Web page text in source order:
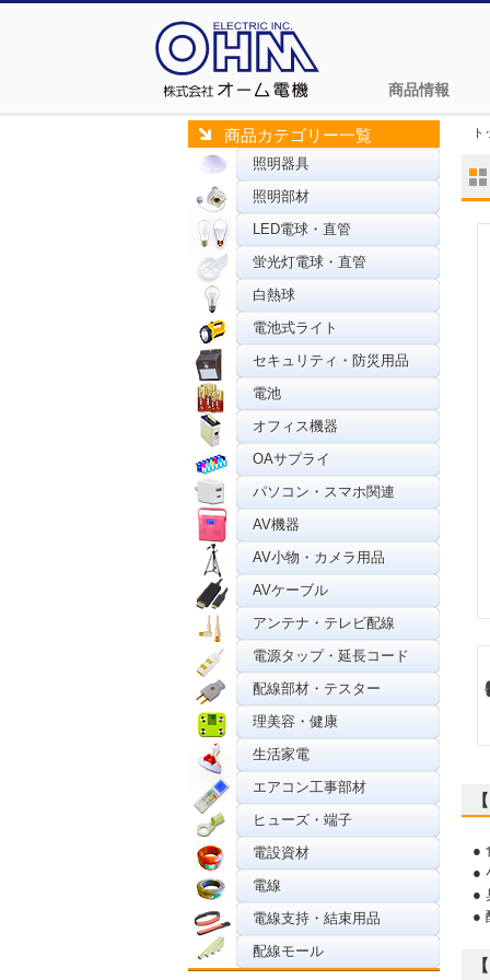
商品情報
商品カテゴリー一覧
照明器具
照明部材
LED電球・直管
蛍光灯電球・直管
白熱球
電池式ライト
セキュリティ・防災用品
電池
オフィス機器
OAサプライ
パソコン・スマホ関連
AV機器
AV小物・カメラ用品
AVケーブル
アンテナ・テレビ配線
電源タップ・延長コード
配線部材・テスター
理美容・健康
生活家電
エアコン工事部材
ヒューズ・端子
電設資材
電線
電線支持・結束用品
配線モール
ト
●
●
●
●